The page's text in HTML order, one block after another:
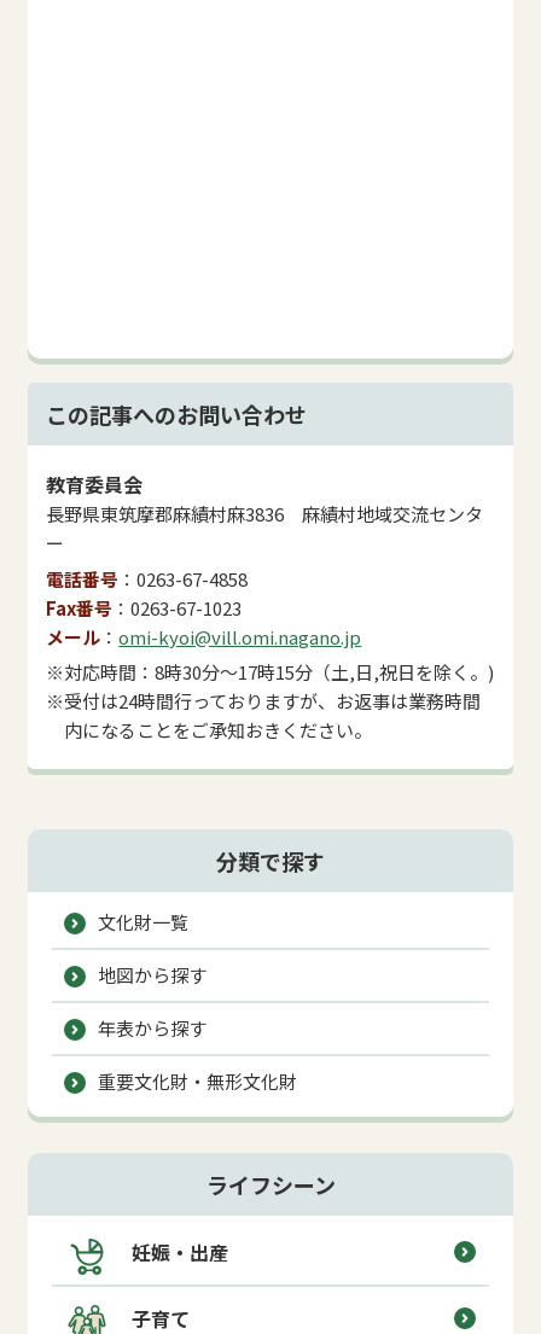
この記事へのお問い合わせ
教育委員会
長野県東筑摩郡麻績村麻3836 麻績村地域交流センタ
ー
電話番号
0263-67-4858
Fax番号
0263-67-1023
メール
omi-kyoi@vill.omi.nagano.jp
※対応時間：8時30分～17時15分（土,日,祝日を除く。)
※受付は24時間行っておりますが、お返事は業務時間
内になることをご承知おきください。
分類で探す
文化財一覧
地図から探す
年表から探す
重要文化財・無形文化財
ライフシーン
妊娠・出産
子育て